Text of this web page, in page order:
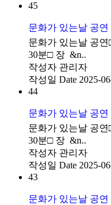
45
문화가 있는날 공연
문화가 있는날 공
30분□ 장 &n..
작성자 관리자
작성일 Date 2025-
44
문화가 있는날 공연
문화가 있는날 공
30분□ 장 &n..
작성자 관리자
작성일 Date 2025-
43
문화가 있는날 공연